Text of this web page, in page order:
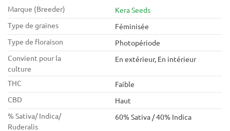
Marque (Breeder)
Kera Seeds
Type de graines
Féminisée
Type de floraison
Photopériode
Convient pour la
culture
En extérieur, En intérieur
THC
Faible
CBD
Haut
% Sativa/ Indica/
Ruderalis
60% Sativa / 40% Indica